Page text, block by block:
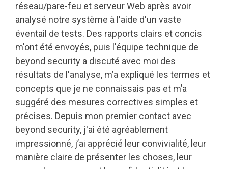
réseau/pare-feu et serveur Web après avoir
analysé notre système à l'aide d'un vaste
éventail de tests. Des rapports clairs et concis
m'ont été envoyés, puis l'équipe technique de
beyond security a discuté avec moi des
résultats de l'analyse, m’a expliqué les termes et
concepts que je ne connaissais pas et m’a
suggéré des mesures correctives simples et
précises. Depuis mon premier contact avec
beyond security, j'ai été agréablement
impressionné, j’ai apprécié leur convivialité, leur
manière claire de présenter les choses, leur